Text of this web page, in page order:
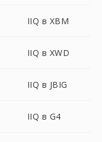
IIQ в XBM
IIQ в XWD
IIQ в JBIG
IIQ в G4